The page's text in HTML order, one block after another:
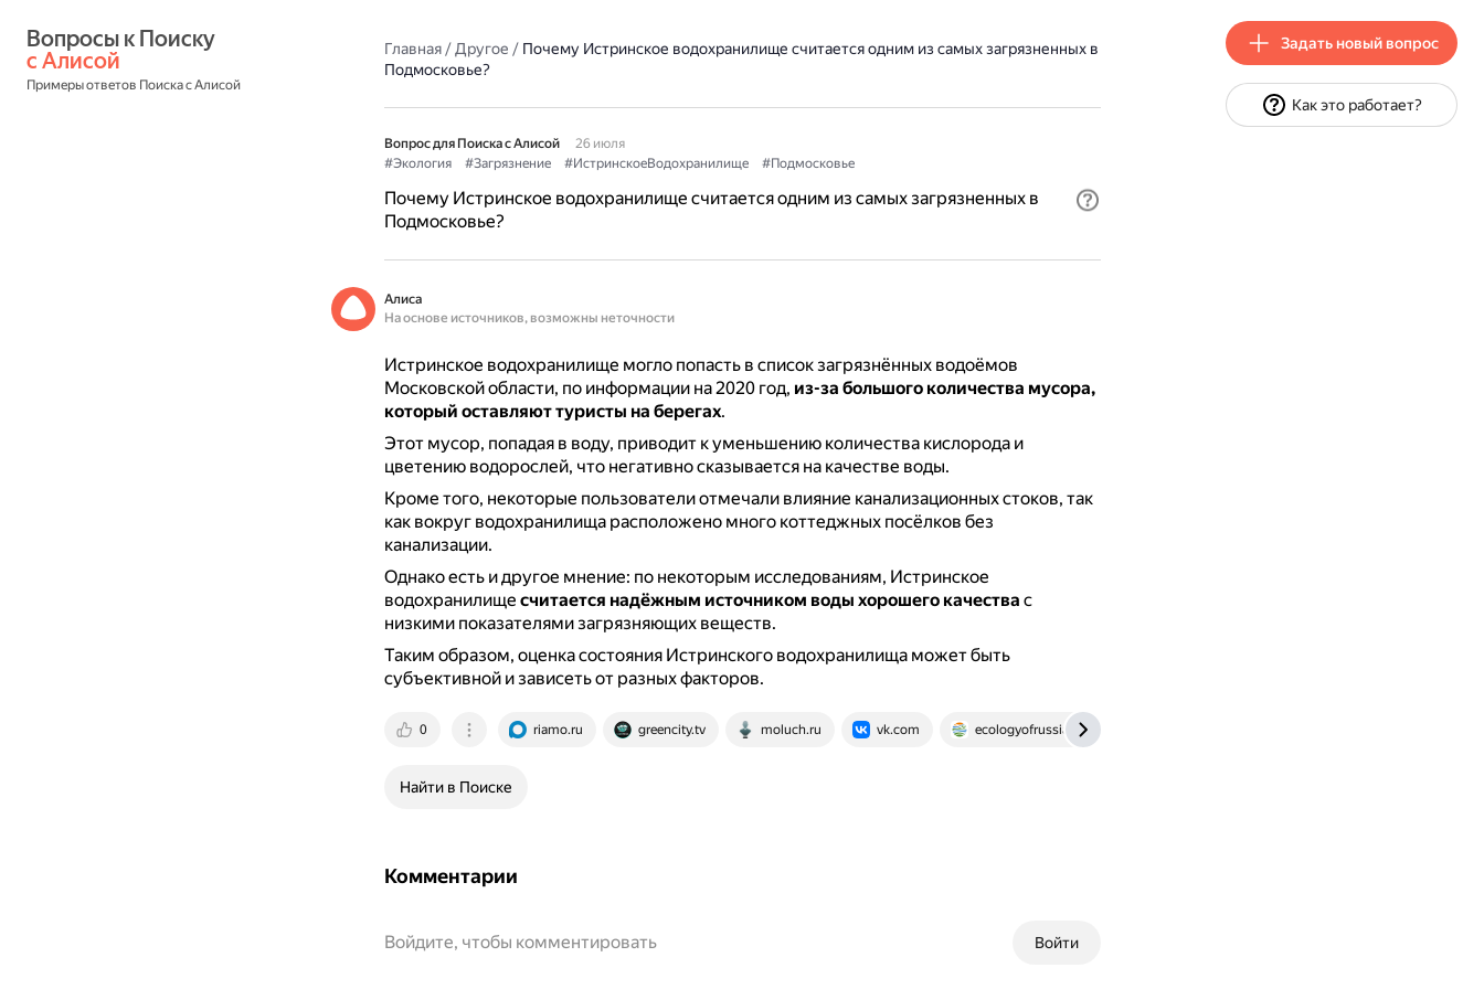
с Алисой
Примеры ответов Поиска с Алисой
Главная/Другое / Почему Истринское водохранилище считается одним из самых загрязненных в
Подмосковье?
Вопрос для Поиска с Алисой
26 июля
#Экология
#Загрязнение #ИстринскоеВодохранилище #Подмосковье
Почему Истринское водохранилище считается одним из самых загрязненных в
Подмосковье?
Алиса
На основе источников, возможны неточности
Истринское водохранилище могло попасть в список загрязнённых водоёмов
Московской области, по информации на 2020 год, из-за большого количества мусора,
который оставляют туристы на берегах.
Этот мусор, попадая в воду, приводит к уменьшению количества кислорода и
цветению водорослей, что негативно сказывается на качестве воды.
Кроме того, некоторые пользователи отмечали влияние канализационных стоков, так
как вокруг водохранилища расположено много коттеджных посёлков без
канализации.
Однако есть и другое мнение: по некоторым исследованиям, Истринское
водохранилище считается надёжным источником воды хорошего качества с
низкими показателями загрязняющих веществ.
Таким образом, оценка состояния Истринского водохранилища может быть
субъективной и зависеть от разных факторов.
0 riamo.ru greencity.tv moluch.ru vk.com ecologyofrussia.ru
Найти в Поиске
Комментарии
Войти
Войдите, чтобы комментировать
Задать новый вопрос
Как это работает?